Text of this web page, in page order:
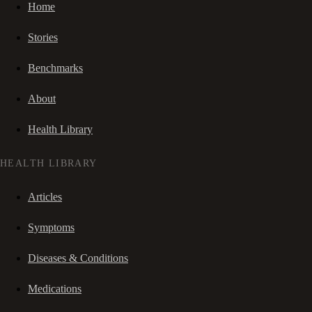
Home
Stories
Benchmarks
About
Health Library
HEALTH LIBRARY
Articles
Symptoms
Diseases & Conditions
Medications